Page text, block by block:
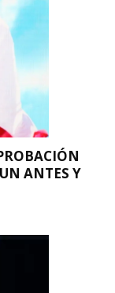
ANTES Y